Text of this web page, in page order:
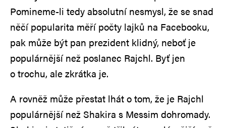
Pomineme-li tedy absolutní nesmysl, že se snad
něčí popularita měří počty lajků na Facebooku,
pak může být pan prezident klidný, neboť je
populárnější než poslanec Rajchl. Byť jen
o trochu, ale zkrátka je.
A rovněž může přestat lhát o tom, že je Rajchl
populárnější než Shakira s Messim dohromady.